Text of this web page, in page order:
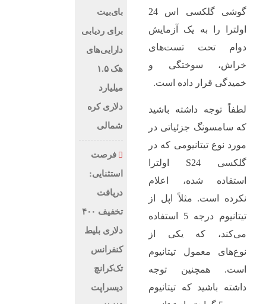
گوشی گلکسی اس 24
اولترا را به یک آزمایش
دوام تحت تست‌های
خراش، سوختگی و
خمیدگی قرار داده است.
لطفاً توجه داشته باشید
که سامسونگ جزئیاتی در
مورد نوع تیتانیومی که در
گلکسی S24 اولترا
استفاده شده، اعلام
نکرده است. مثلاً اپل از
تیتانیوم درجه 5 استفاده
می‌کند، که یکی از
نوع‌های معمول تیتانیوم
است. همچنین توجه
داشته باشید که تیتانیوم
بای‌بیت
برای ردیابی
دارایی‌های
هک ۱.۵
میلیارد
دلاری کره
شمالی
فرصت
استثنایی:
دریافت
تخفیف ۴۰۰
دلاری بلیط
کنفرانس
تک‌کرانچ
دیسراپت